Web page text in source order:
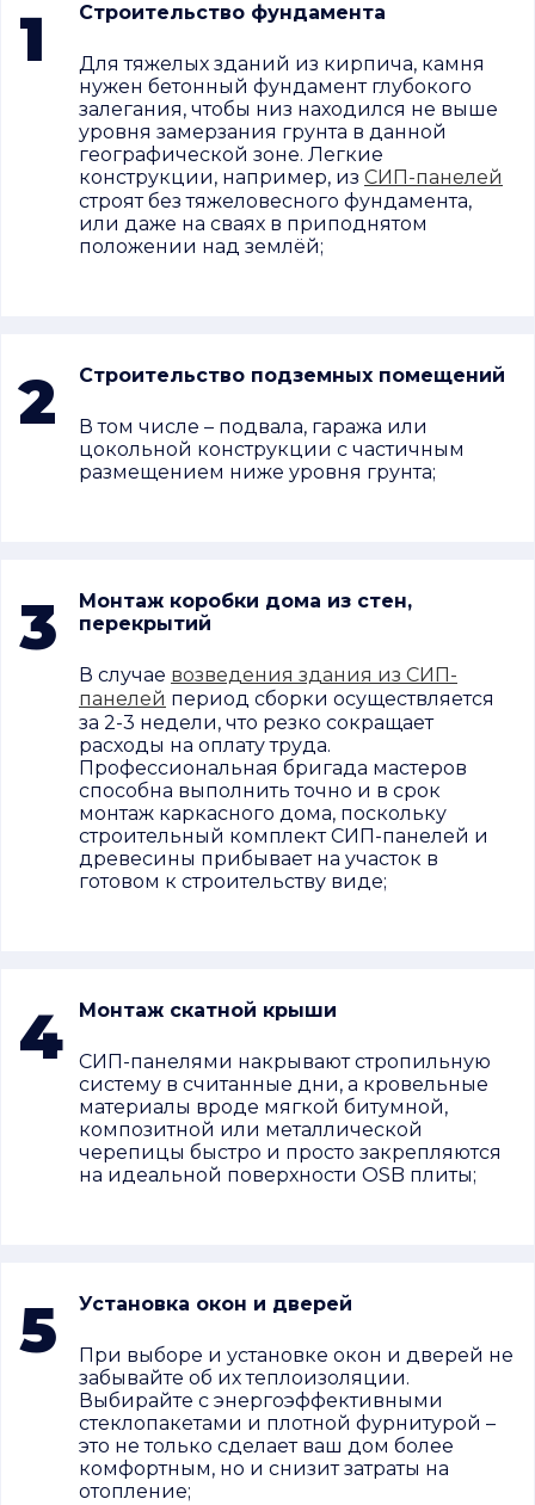
1 Строительство фундамента
Для тяжелых зданий из кирпича, камня
нужен бетонный фундамент глубокого
залегания, чтобы низ находился не выше
уровня замерзания грунта в данной
географической зоне. Легкие
конструкции, например, из СИП-панелей
строят без тяжеловесного фундамента,
или даже на сваях в приподнятом
положении над землёй;
2 Строительство подземных помещений
В том числе – подвала, гаража или
цокольной конструкции с частичным
размещением ниже уровня грунта;
3
Монтаж коробки дома из стен,
перекрытий
В случае возведения здания из СИП-
панелей период сборки осуществляется
за 2-3 недели, что резко сокращает
расходы на оплату труда.
Профессиональная бригада мастеров
способна выполнить точно и в срок
монтаж каркасного дома, поскольку
строительный комплект СИП-панелей и
древесины прибывает на участок в
готовом к строительству виде;
4 Монтаж скатной крыши
СИП-панелями накрывают стропильную
систему в считанные дни, а кровельные
материалы вроде мягкой битумной,
композитной или металлической
черепицы быстро и просто закрепляются
на идеальной поверхности OSB плиты;
5 Установка окон и дверей
При выборе и установке окон и дверей не
забывайте об их теплоизоляции.
Выбирайте с энергоэффективными
стеклопакетами и плотной фурнитурой –
это не только сделает ваш дом более
комфортным, но и снизит затраты на
отопление;